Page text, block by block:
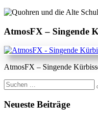
AtmosFX – Singende
AtmosFX – Singende
Suche
nach:
Neueste Beiträge